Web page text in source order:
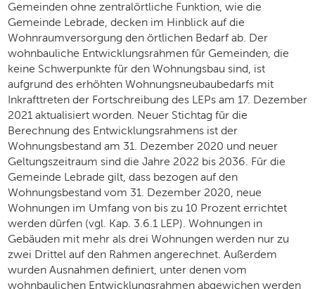
Gemeinden ohne zentralörtliche Funktion, wie die
Gemeinde Lebrade, decken im Hinblick auf die
Wohnraumversorgung den örtlichen Bedarf ab. Der
wohnbauliche Entwicklungsrahmen für Gemeinden, die
keine Schwerpunkte für den Wohnungsbau sind, ist
aufgrund des erhöhten Wohnungsneubaubedarfs mit
Inkrafttreten der Fortschreibung des LEPs am 17. Dezember
2021 aktualisiert worden. Neuer Stichtag für die
Berechnung des Entwicklungsrahmens ist der
Wohnungsbestand am 31. Dezember 2020 und neuer
Geltungszeitraum sind die Jahre 2022 bis 2036. Für die
Gemeinde Lebrade gilt, dass bezogen auf den
Wohnungsbestand vom 31. Dezember 2020, neue
Wohnungen im Umfang von bis zu 10 Prozent errichtet
werden dürfen (vgl. Kap. 3.6.1 LEP). Wohnungen in
Gebäuden mit mehr als drei Wohnungen werden nur zu
zwei Drittel auf den Rahmen angerechnet. Außerdem
wurden Ausnahmen definiert, unter denen vom
wohnbaulichen Entwicklungsrahmen abgewichen werden